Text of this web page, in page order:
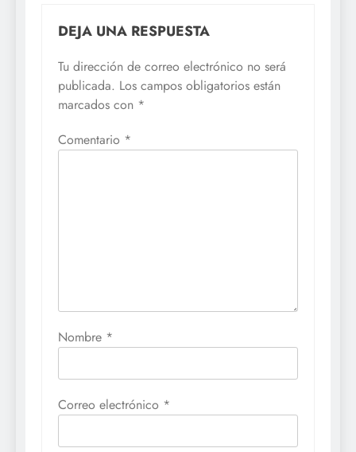
DEJA UNA RESPUESTA
Tu dirección de correo electrónico no será
publicada. Los campos obligatorios están
marcados con *
Comentario *
Nombre *
Correo electrónico *